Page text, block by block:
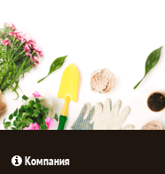
корзине!
Компания